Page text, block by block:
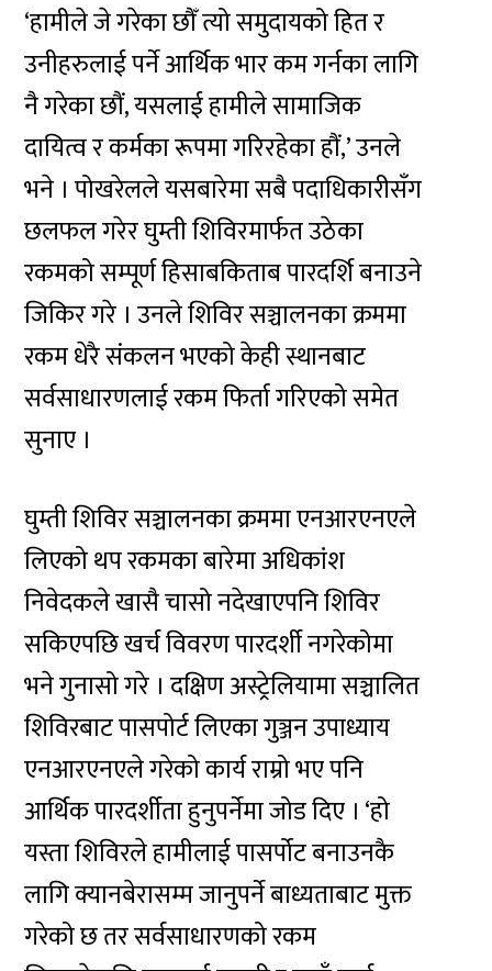
‘हामीले जे गरेका छौँ त्यो समुदायको हित र
उनीहरुलाई पर्ने आर्थिक भार कम गर्नका लागि
नै गरेका छौं, यसलाई हामीले सामाजिक
दायित्व र कर्मका रूपमा गरिरहेका हौं,’ उनले
भने । पोखरेलले यसबारेमा सबै पदाधिकारीसँग
छलफल गरेर घुम्ती शिविरमार्फत उठेका
रकमको सम्पूर्ण हिसाबकिताब पारदर्शि बनाउने
जिकिर गरे । उनले शिविर सञ्चालनका क्रममा
रकम धेरै संकलन भएको केही स्थानबाट
सर्वसाधारणलाई रकम फिर्ता गरिएको समेत
सुनाए ।
घुम्ती शिविर सञ्चालनका क्रममा एनआरएनएले
लिएको थप रकमका बारेमा अधिकांश
निवेदकले खासै चासो नदेखाएपनि शिविर
सकिएपछि खर्च विवरण पारदर्शी नगरेकोमा
भने गुनासो गरे । दक्षिण अस्ट्रेलियामा सञ्चालित
शिविरबाट पासपोर्ट लिएका गुञ्जन उपाध्याय
एनआरएनएले गरेको कार्य राम्रो भए पनि
आर्थिक पारदर्शीता हुनुपर्नेमा जोड दिए । ‘हो
यस्ता शिविरले हामीलाई पासर्पोट बनाउनकै
लागि क्यानबेरासम्म जानुपर्ने बाध्यताबाट मुक्त
गरेको छ तर सर्वसाधारणको रकम